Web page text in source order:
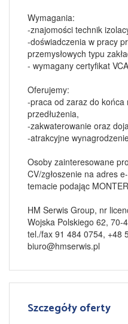
Wymagania:
-znajomości technik
-doświadczenia w pracy
przemysłowych typu
- wymagany certyfikat
Oferujemy:
-praca od zaraz do końca
przedłużenia,
-zakwaterowanie oraz
-atrakcyjne
Osoby zainteresowane
CV/zgłoszenie na adres
temacie podając
HM Serwis Group, nr
Wojska Polskiego 62, 70-
tel./fax 91 484 0754, +48
biuro@hmserwis.pl
Szczegóły oferty